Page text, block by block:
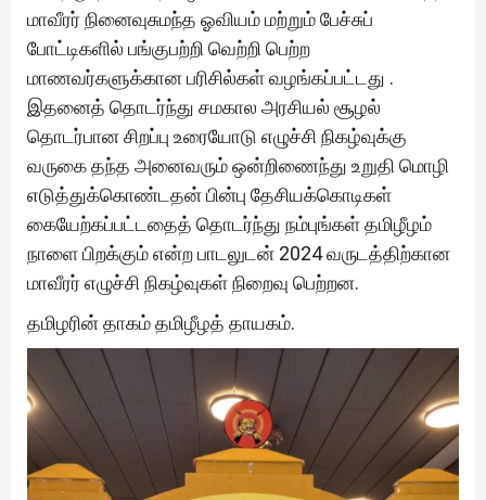
மாவீரர் நினைவுசுமந்த ஓவியம் மற்றும் பேச்சுப்
போட்டிகளில் பங்குபற்றி வெற்றி பெற்ற
மாணவர்களுக்கான பரிசில்கள் வழங்கப்பட்டது .
இதனைத் தொடர்ந்து சமகால அரசியல் சூழல்
தொடர்பான சிறப்பு உரையோடு எழுச்சி நிகழ்வுக்கு
வருகை தந்த அனைவரும் ஒன்றிணைந்து உறுதி மொழி
எடுத்துக்கொண்டதன் பின்பு தேசியக்கொடிகள்
கையேற்கப்பட்டதைத் தொடர்ந்து நம்புங்கள் தமிழீழம்
நாளை பிறக்கும் என்ற பாடலுடன் 2024 வருடத்திற்கான
மாவீரர் எழுச்சி நிகழ்வுகள் நிறைவு பெற்றன.
தமிழரின் தாகம் தமிழீழத் தாயகம்.